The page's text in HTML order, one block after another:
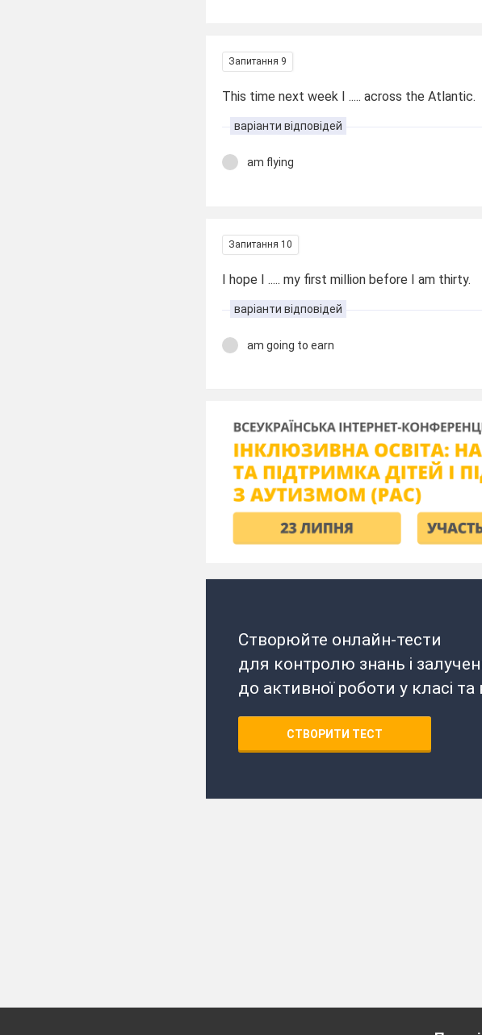
Запитання 9
This time next week I ..... across the Atlantic.
варіанти відповідей
am flying
Запитання 10
I hope I ..... my first million before I am thirty.
варіанти відповідей
am going to earn
Створюйте онлайн-тести
для контролю знань і
до активної роботи у класі
СТВОРИТИ ТЕСТ